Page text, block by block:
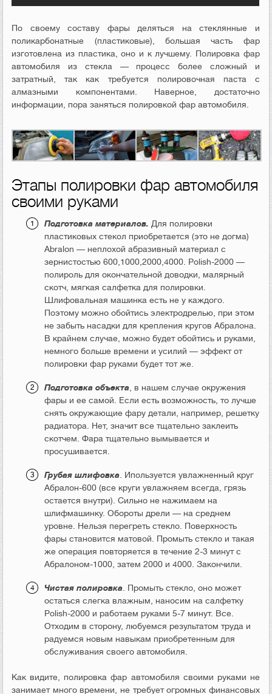
По своему составу фары деляться на стеклянные и
поликарбонатные (пластиковые), большая часть фар
изготовлена из пластика, оно и к лучшему. Полировка фар
автомобиля из стекла — процесс более сложный и
затратный, так как требуется полировочная паста с
алмазными компонентами. Наверное, достаточно
информации, пора заняться полировкой фар автомобиля.
Этапы полировки фар автомобиля
своими руками
Подготовка материалов. Для полировки
пластиковых стекол приобретается (это не догма)
Abralon — неплохой абразивный материал с
зернистостью 600,1000,2000,4000. Polish-2000 —
полироль для окончательной доводки, малярный
скотч, мягкая салфетка для полировки.
Шлифовальная машинка есть не у каждого.
Поэтому можно обойтись электродрелью, при этом
не забыть насадки для крепления кругов Абралона.
В крайнем случае, можно будет обойтись и руками,
немного больше времени и усилий — эффект от
полировки фар руками будет тот же.
Подготовка объекта , в нашем случае окружения
фары и ее самой. Если есть возможность, то лучше
снять окружающие фару детали, например, решетку
радиатора. Нет, значит все тщательно заклеить
скотчем. Фара тщательно вымывается и
просушивается.
Грубая шлифовка . Ипользуется увлажненный круг
Абралон-600 (все круги увлажняем всегда, грязь
остается внутри). Сильно не нажимаем на
шлифмашинку. Обороты дрели — на среднем
уровне. Нельзя перегреть стекло. Поверхность
фары становится матовой. Промыть стекло и такая
же операция повторяется в течение 2-3 минут с
Абралоном-1000, затем 2000 и 4000. Закончили.
Чистая полировка . Промыть стекло, оно может
остаться слегка влажным, наносим на салфетку
Polish-2000 и работаем руками 5-7 минут. Все.
Отходим в сторону, любуемся результатом труда и
радуемся новым навыкам приобретенным для
обслуживания своего автомобиля.
Как видите, полировка фар автомобиля своими руками не
занимает много времени, не требует огромных финансовых